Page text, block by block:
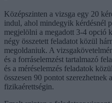
Középszinten a vizsga egy 20
indul, ahol mindegyik kérdésnél
megjelölni a megadott 3-4 opció
négy összetett feladatot közül
megoldaniuk. A
és a forráselemzést tartalmazó
és a méréselemzés feladatok
összesen 90 pontot szerezhetnek
fizikaérettségin.